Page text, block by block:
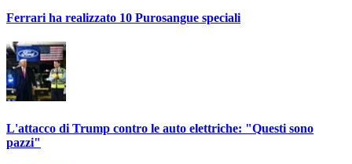
Ferrari ha realizzato 10 Purosangue speciali
L'attacco di Trump contro le auto elettriche: "Questi sono
pazzi"